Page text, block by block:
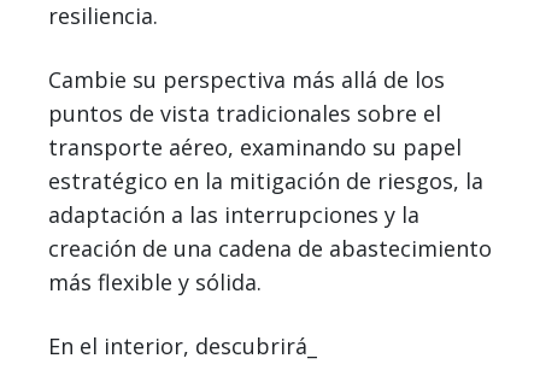
resiliencia.
Cambie su perspectiva más allá de los
puntos de vista tradicionales sobre el
transporte aéreo, examinando su papel
estratégico en la mitigación de riesgos, la
adaptación a las interrupciones y la
creación de una cadena de abastecimiento
más flexible y sólida.
En el interior, descubrirá_